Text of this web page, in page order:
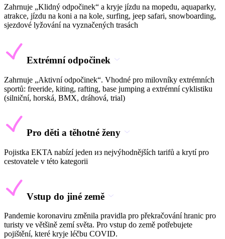
Zahrnuje „Klidný odpočinek“ a kryje jízdu na mopedu, aquaparky,
atrakce, jízdu na koni a na kole, surfing, jeep safari, snowboarding,
sjezdové lyžování na vyznačených trasách
Extrémní odpočinek
Zahrnuje „Aktivní odpočinek“. Vhodné pro milovníky extrémních
sportů: freeride, kiting, rafting, base jumping a extrémní cyklistiku
(silniční, horská, BMX, dráhová, trial)
Pro děti a těhotné ženy
Pojistka EKTA nabízí jeden из nejvýhodnějších tarifů a krytí pro
cestovatele v této kategorii
Vstup do jiné země
Pandemie koronaviru změnila pravidla pro překračování hranic pro
turisty ve většině zemí světa. Pro vstup do země potřebujete
pojištění, které kryje léčbu COVID.